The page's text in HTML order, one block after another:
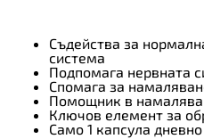
Съдейства за
система
Подпомага нервната
Спомага за
Помощник в
Ключов елемент за
Само 1 капсула дневно